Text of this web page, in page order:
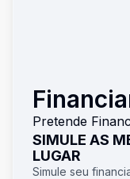
Pretende
SIMULE AS
LUGAR
Simule seu